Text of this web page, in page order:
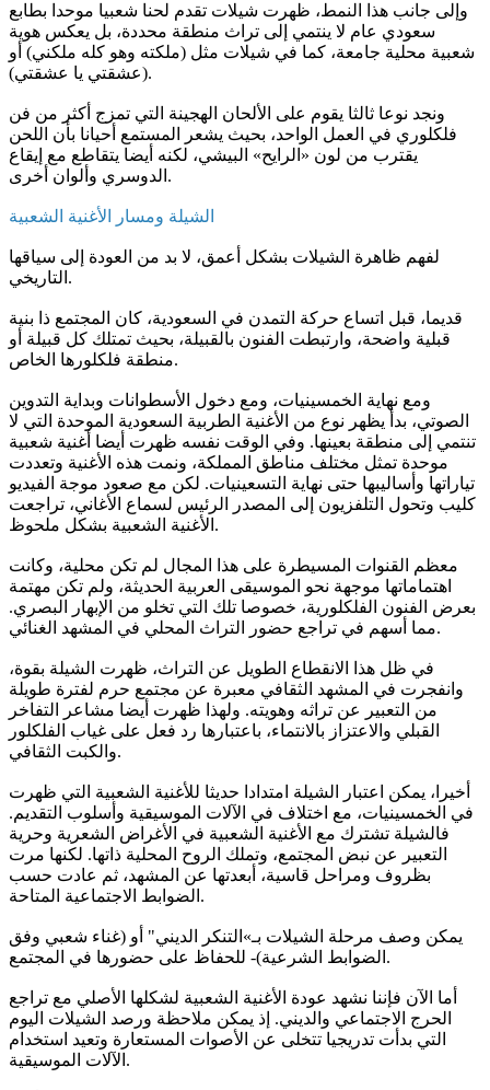
وإلى جانب هذا النمط، ظهرت شيلات تقدم لحنا شعبيا موحدا بطابع
سعودي عام لا ينتمي إلى تراث منطقة محددة، بل يعكس هوية
شعبية محلية جامعة، كما في شيلات مثل (ملكته وهو كله ملكني) أو
(عشقتي يا عشقتي).
ونجد نوعا ثالثا يقوم على الألحان الهجينة التي تمزج أكثر من فن
فلكلوري في العمل الواحد، بحيث يشعر المستمع أحيانا بأن اللحن
يقترب من لون «الرايح» البيشي، لكنه أيضا يتقاطع مع إيقاع
الدوسري وألوان أخرى.
الشيلة ومسار الأغنية الشعبية
لفهم ظاهرة الشيلات بشكل أعمق، لا بد من العودة إلى سياقها
التاريخي.
قديما، قبل اتساع حركة التمدن في السعودية، كان المجتمع ذا بنية
قبلية واضحة، وارتبطت الفنون بالقبيلة، بحيث تمتلك كل قبيلة أو
منطقة فلكلورها الخاص.
ومع نهاية الخمسينيات، ومع دخول الأسطوانات وبداية التدوين
الصوتي، بدأ يظهر نوع من الأغنية الطربية السعودية الموحدة التي لا
تنتمي إلى منطقة بعينها. وفي الوقت نفسه ظهرت أيضا أغنية شعبية
موحدة تمثل مختلف مناطق المملكة، ونمت هذه الأغنية وتعددت
تياراتها وأساليبها حتى نهاية التسعينيات. لكن مع صعود موجة الفيديو
كليب وتحول التلفزيون إلى المصدر الرئيس لسماع الأغاني، تراجعت
الأغنية الشعبية بشكل ملحوظ.
معظم القنوات المسيطرة على هذا المجال لم تكن محلية، وكانت
اهتماماتها موجهة نحو الموسيقى العربية الحديثة، ولم تكن مهتمة
بعرض الفنون الفلكلورية، خصوصا تلك التي تخلو من الإبهار البصري.
مما أسهم في تراجع حضور التراث المحلي في المشهد الغنائي.
في ظل هذا الانقطاع الطويل عن التراث، ظهرت الشيلة بقوة،
وانفجرت في المشهد الثقافي معبرة عن مجتمع حرم لفترة طويلة
من التعبير عن تراثه وهويته. ولهذا ظهرت أيضا مشاعر التفاخر
القبلي والاعتزاز بالانتماء، باعتبارها رد فعل على غياب الفلكلور
والكبت الثقافي.
أخيرا، يمكن اعتبار الشيلة امتدادا حديثا للأغنية الشعبية التي ظهرت
في الخمسينيات، مع اختلاف في الآلات الموسيقية وأسلوب التقديم.
فالشيلة تشترك مع الأغنية الشعبية في الأغراض الشعرية وحرية
التعبير عن نبض المجتمع، وتملك الروح المحلية ذاتها. لكنها مرت
بظروف ومراحل قاسية، أبعدتها عن المشهد، ثم عادت حسب
الضوابط الاجتماعية المتاحة.
يمكن وصف مرحلة الشيلات بـ»التنكر الديني" أو (غناء شعبي وفق
الضوابط الشرعية)- للحفاظ على حضورها في المجتمع.
أما الآن فإننا نشهد عودة الأغنية الشعبية لشكلها الأصلي مع تراجع
الحرج الاجتماعي والديني. إذ يمكن ملاحظة ورصد الشيلات اليوم
التي بدأت تدريجيا تتخلى عن الأصوات المستعارة وتعيد استخدام
الآلات الموسيقية.